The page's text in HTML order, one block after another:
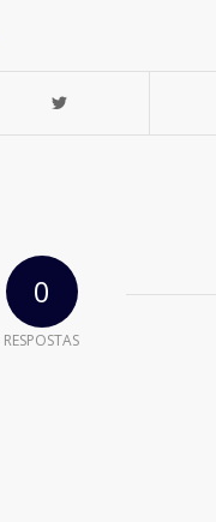
0
RESPOSTAS